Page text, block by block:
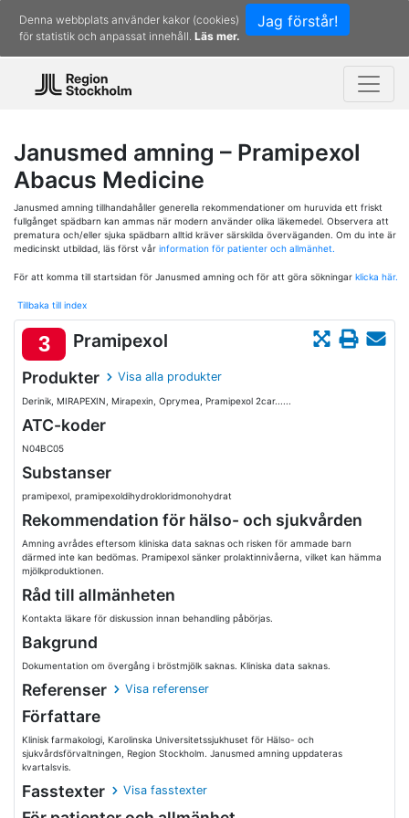
Jag förstår!
Denna webbplats använder kakor (cookies)
för statistik och anpassat innehåll. Läs mer.
Janusmed amning – Pramipexol
Abacus Medicine
Janusmed amning tillhandahåller generella rekommendationer om huruvida ett friskt
fullgånget spädbarn kan ammas när modern använder olika läkemedel. Observera att
prematura och/eller sjuka spädbarn alltid kräver särskilda överväganden. Om du inte är
medicinskt utbildad, läs först vår information för patienter och allmänhet.
För att komma till startsidan för Janusmed amning och för att göra sökningar klicka här.
Tillbaka till index
3 Pramipexol
Produkter Visa alla produkter
Derinik, MIRAPEXIN, Mirapexin, Oprymea, Pramipexol 2car......
ATC-koder
N04BC05
Substanser
pramipexol, pramipexoldihydrokloridmonohydrat
Rekommendation för hälso- och sjukvården
Amning avrådes eftersom kliniska data saknas och risken för ammade barn
därmed inte kan bedömas. Pramipexol sänker prolaktinnivåerna, vilket kan hämma
mjölkproduktionen.
Råd till allmänheten
Kontakta läkare för diskussion innan behandling påbörjas.
Bakgrund
Dokumentation om övergång i bröstmjölk saknas. Kliniska data saknas.
Referenser Visa referenser
Författare
Klinisk farmakologi, Karolinska Universitetssjukhuset för Hälso- och
sjukvårdsförvaltningen, Region Stockholm. Janusmed amning uppdateras
kvartalsvis.
Fasstexter Visa fasstexter